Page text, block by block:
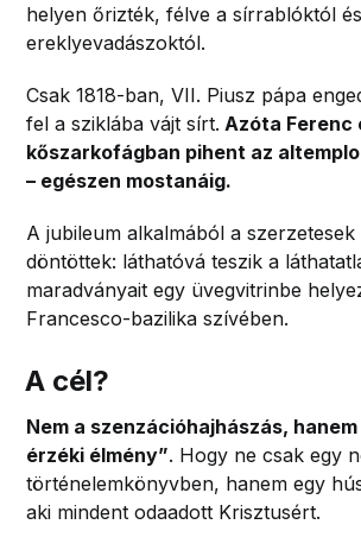
helyen őrizték, félve a sírrablóktól
ereklyevadászoktól.
Csak 1818-ban, VII. Piusz pápa
fel a sziklába vájt sírt. Azóta Ferenc
kőszarkofágban pihent az
– egészen mostanáig.
A jubileum alkalmából a szerzetesek
döntöttek: láthatóvá teszik a
maradványait egy üvegvitrinbe
Francesco-bazilika szívében.
A cél?
Nem a szenzációhajhászás,
érzéki élmény”. Hogy ne csak egy
történelemkönyvben, hanem egy
aki mindent odaadott Krisztusért.